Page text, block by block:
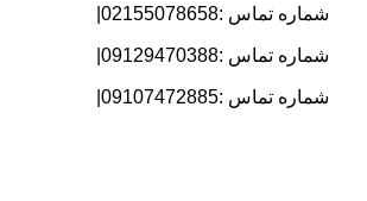
شماره تماس :02155078658|
شماره تماس :09129470388|
شماره تماس :09107472885|